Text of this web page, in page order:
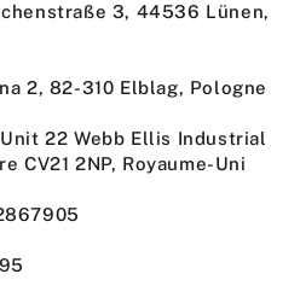
3, 44536 Lünen,
2, 82-310 Elblag, Pologne
Unit 22 Webb Ellis Industrial
CV21 2NP, Royaume-Uni